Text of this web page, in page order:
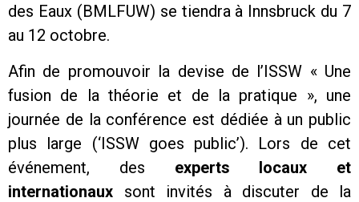
des Eaux (BMLFUW) se tiendra à Innsbruck du 7
au 12 octobre.
Afin de promouvoir la devise de l’ISSW « Une
fusion de la théorie et de la pratique », une
journée de la conférence est dédiée à un public
plus large (‘ISSW goes public’). Lors de cet
événement, des experts locaux et
internationaux sont invités à discuter de la